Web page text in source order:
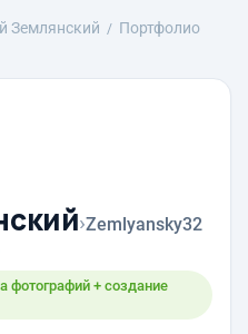
Землянский
Портфолио
›Zemlyansky32
фотографий + создание